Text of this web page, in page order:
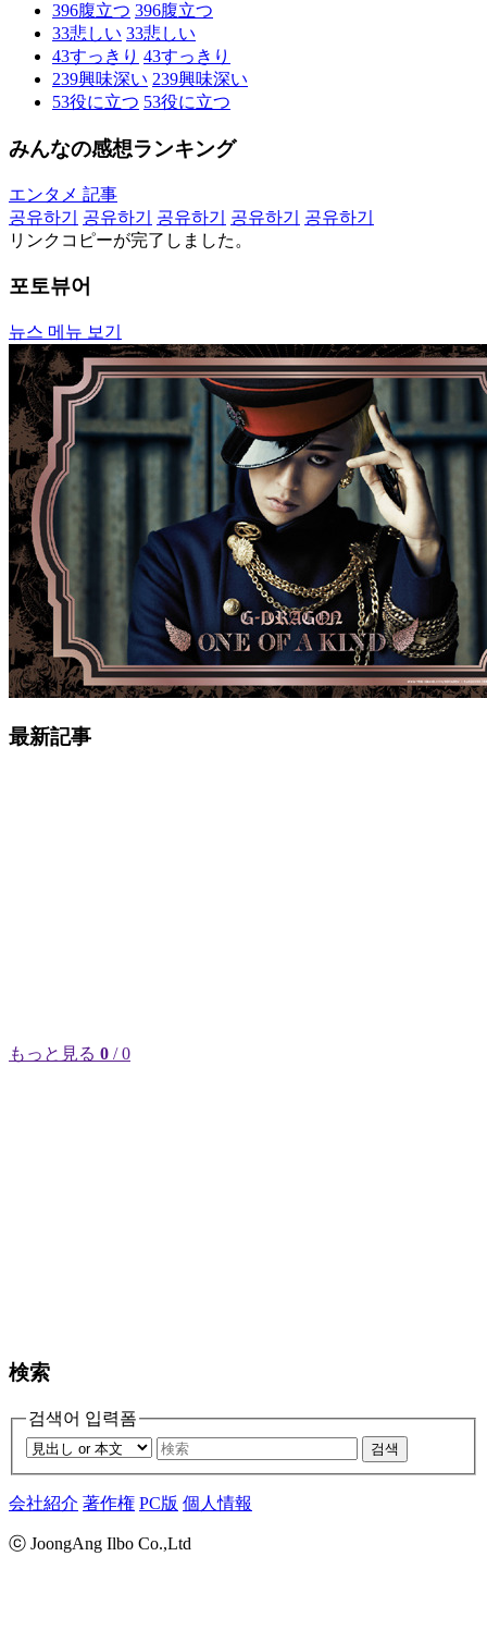
396腹立つ 396腹立つ
33悲しい 33悲しい
43すっきり 43すっきり
239興味深い 239興味深い
53役に立つ 53役に立つ
みんなの感想ランキング
エンタメ 記事
공유하기
공유하기 공유하기 공유하기
공유하기
リンクコピーが完了しました。
포토뷰어
뉴스 메뉴 보기
最新記事
もっと見る 0 / 0
検索
검색어 입력폼
검색
会社紹介 著作権 PC版 個人情報
ⓒ JoongAng Ilbo Co.,Ltd